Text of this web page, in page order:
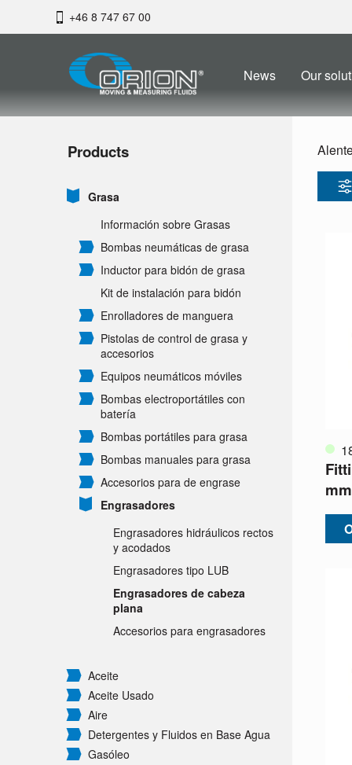
+46 8 747 67 00
News Our
Products
Grasa
Información sobre Grasas
Bombas neumáticas de grasa
Inductor para bidón de grasa
Kit de instalación para bidón
Enrolladores de manguera
Pistolas de control de grasa y
accesorios
Equipos neumáticos móviles
Bombas electroportátiles con
batería
Bombas portátiles para grasa
Bombas manuales para grasa
Accesorios para de engrase
Engrasadores
Engrasadores hidráulicos rectos
y acodados
Engrasadores tipo LUB
Engrasadores de cabeza
plana
Accesorios para engrasadores
Aceite
Aceite Usado
Aire
Detergentes y Fluidos en Base Agua
Gasóleo